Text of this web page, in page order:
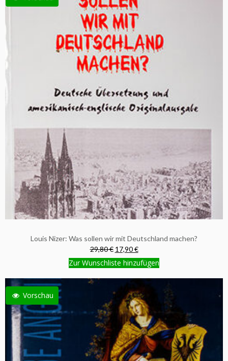
Louis Nizer: Was sollen wir mit Deutschland machen?
29,80 € 17,90 €
Zur Wunschliste hinzufügen
Vorschau